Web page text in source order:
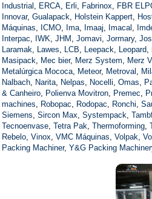
Industrial , ERCA, Erli, Fabrinox, FBR
Innovar, Gualapack, Holstein Kappert,
Máquinas, ICMO, Ima, Imaaj, Imacal ,
Interpac, IWK, JHM , Jomavi, Jormary,
Laramak, Lawes, LCB, Leepack, Leopard,
Masipack, Mec bier, Merz System, Merz
Metalúrgica Mococa, Meteor, Metroval ,
Nalbach, Narita, Nelpas, Nocelli, Omas,
& Canheiro, Polienva Movitron, Premec,
machines, Robopac, Rodopac, Ronchi,
Siemens, Sircon Max, Systempack,
Tecnoenvase, Tetra Pak, Thermoforming,
Rebelo, Vinox, VMC Máquinas, Volpak,
Packing Machiner, Y&G Packing